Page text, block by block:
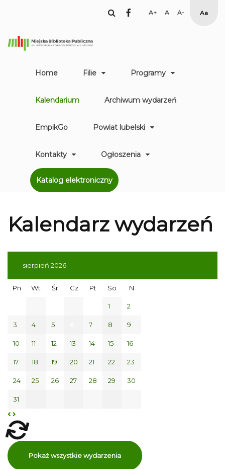
facebook
Set Set
Smaller
High
Home Filie Programy
Kalendarium Archiwum wydarzeń
EmpikGo Powiat lubelski
Kontakty Ogłoszenia
Katalog elektroniczny
Kalendarz wydarzeń
sierpień 2026
Pn Wt Śr Cz Pt So N
1 2
3 4 5 7 8 9
10 11 12 13 14 15 16
17 18 19 20 21 22 23
24 25 26 27 28 29 30
31
Pokaż wszystkie wydarzenia